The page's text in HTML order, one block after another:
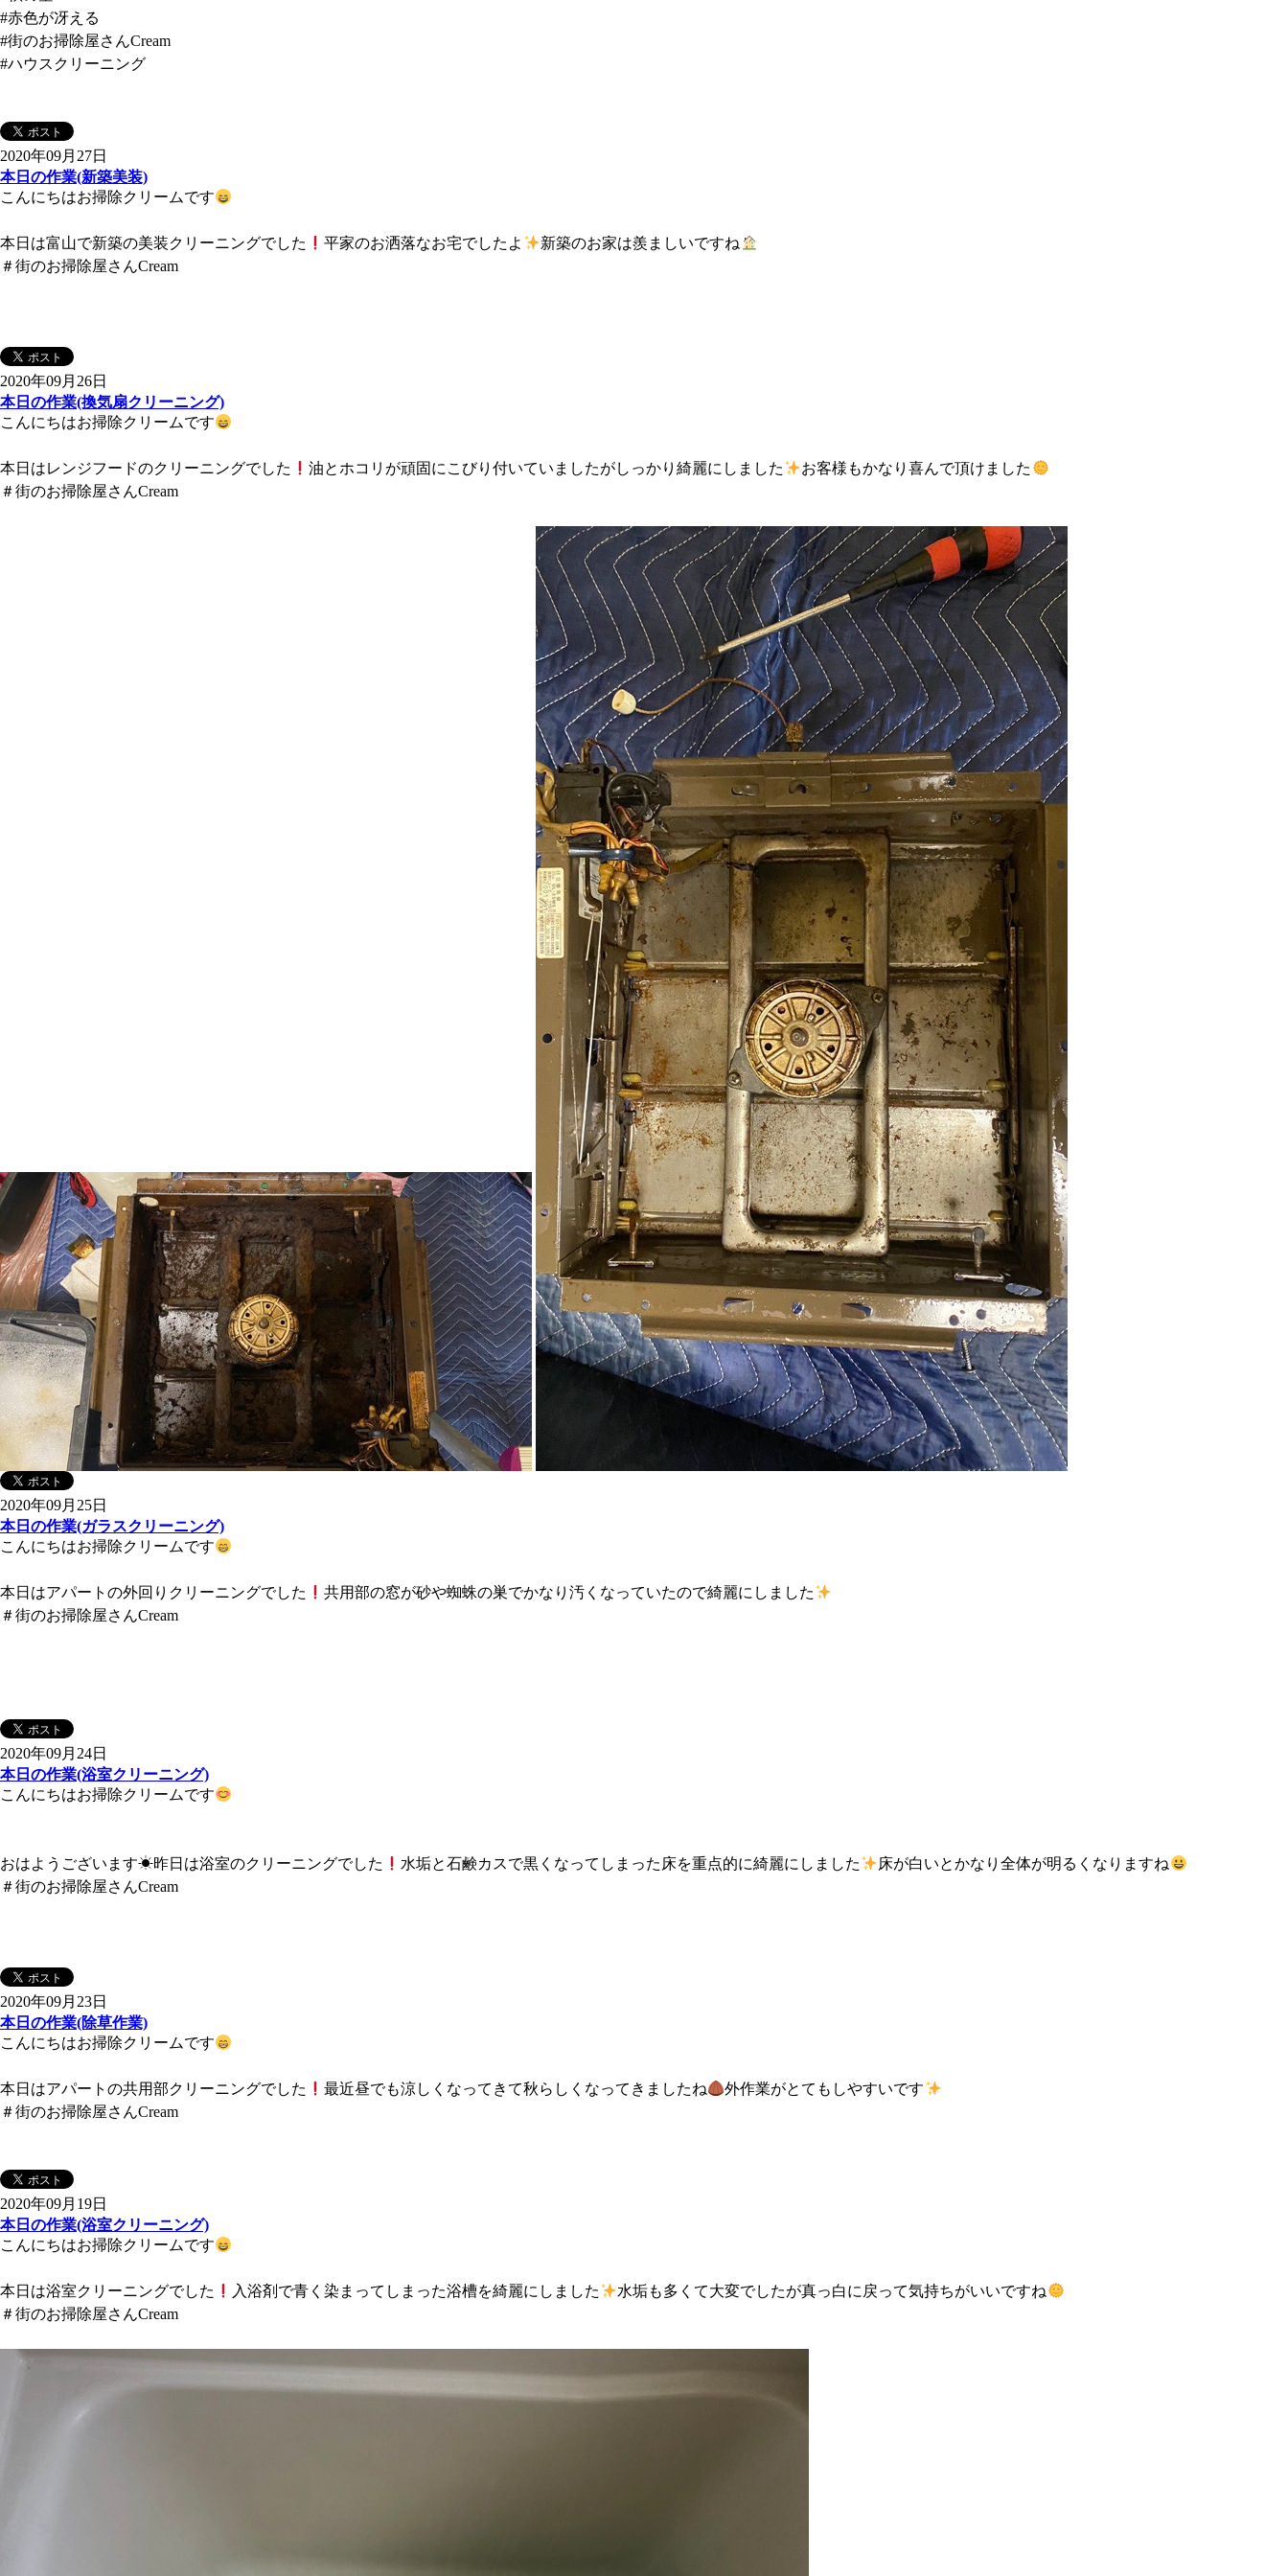
#赤色が冴える
#街のお掃除屋さんCream
#ハウスクリーニング
2020年09月27日
本日の作業(新築美装)
こんにちはお掃除クリームです
本日は富山で新築の美装クリーニングでした 平家のお洒落なお宅でしたよ
新築のお家は羨ましいですね
＃街のお掃除屋さんCream
2020年09月26日
本日の作業(換気扇クリーニング)
こんにちはお掃除クリームです
本日はレンジフードのクリーニングでした 油とホコリが頑固にこびり付いていましたがしっかり綺麗にしました
お客様もかなり喜んで頂けました
＃街のお掃除屋さんCream
2020年09月25日
本日の作業(ガラスクリーニング)
こんにちはお掃除クリームです
本日はアパートの外回りクリーニングでした
共用部の窓が砂や蜘蛛の巣でかなり汚くなっていたので綺麗にしました
＃街のお掃除屋さんCream
2020年09月24日
本日の作業(浴室クリーニング)
こんにちはお掃除クリームです
おはようございます☀昨日は浴室のクリーニングでした 水垢と石鹸カスで黒くなってしまった床を重点的に綺麗にしました
床が白いとかなり全体が明るくなりますね
＃街のお掃除屋さんCream
2020年09月23日
本日の作業(除草作業)
こんにちはお掃除クリームです
本日はアパートの共用部クリーニングでした 最近昼でも涼しくなってきて秋らしくなってきましたね
外作業がとてもしやすいです
＃街のお掃除屋さんCream
2020年09月19日
本日の作業(浴室クリーニング)
こんにちはお掃除クリームです
本日は浴室クリーニングでした 入浴剤で青く染まってしまった浴槽を綺麗にしました
水垢も多くて大変でしたが真っ白に戻って気持ちがいいですね
＃街のお掃除屋さんCream